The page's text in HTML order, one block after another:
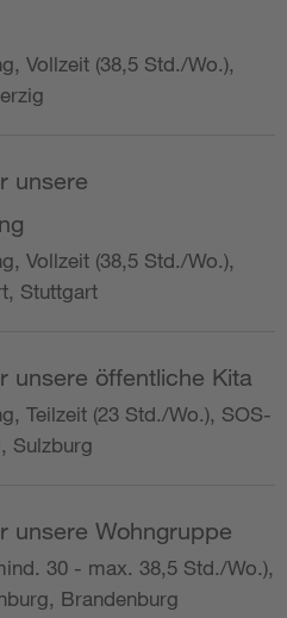
Vollzeit (38,5 Std./Wo.),
unsere
Vollzeit (38,5 Std./Wo.),
Stuttgart
unsere öffentliche Kita
Teilzeit (23 Std./Wo.), SOS-
Sulzburg
unsere Wohngruppe
30 - max. 38,5 Std./Wo.),
Brandenburg